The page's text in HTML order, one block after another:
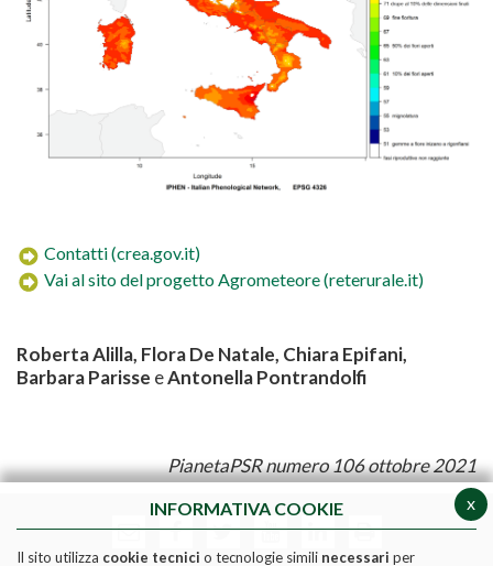
Contatti (crea.gov.it)
Vai al sito del progetto Agrometeore (reterurale.it)
RobertaAlilla, FloraDe Natale, Chiara Epifani,
Barbara Parisse eAntonellaPontrandolfi
PianetaPSR numero 106 ottobre 2021
x
INFORMATIVA COOKIE
Il sito utilizza cookie tecnici o tecnologie simili necessari per